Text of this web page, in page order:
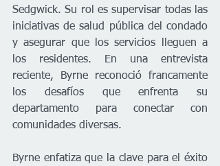
Sedgwick. Su rol es supervisar todas las
iniciativas de salud pública del condado
y asegurar que los servicios lleguen a
los residentes. En una entrevista
reciente, Byrne reconoció francamente
los desafíos que enfrenta su
departamento para conectar con
comunidades diversas.
Byrne enfatiza que la clave para el éxito